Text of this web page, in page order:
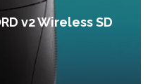
v2 Wireless SD